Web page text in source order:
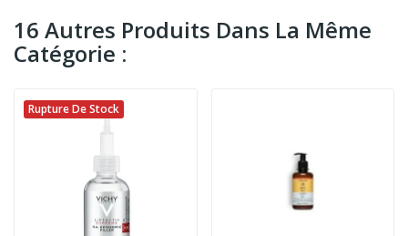
16 Autres Produits Dans La Même
Catégorie :
Rupture De Stock